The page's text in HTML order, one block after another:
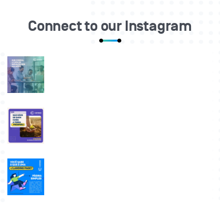
Connect to our Instagram